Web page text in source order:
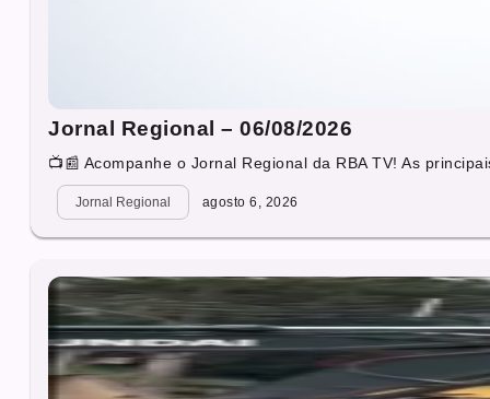
Jornal Regional – 06/08/2026
📺📰 Acompanhe o Jornal Regional da RBA TV! As
Jornal Regional agosto 6, 2026